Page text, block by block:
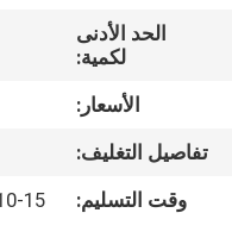
مراقبة
الجودة
الحد الأدنى
لكمية:
الأسعار:
تفاصيل التغليف:
وقت التسليم: